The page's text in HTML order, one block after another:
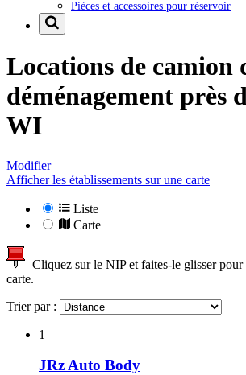
Pièces et accessoires pour réservoir
Locations de camion
déménagement près
WI
Modifier
Afficher les établissements sur une carte
Liste
Carte
Cliquez sur le NIP et faites-le glisser
carte.
Trier par :
1
JRz Auto Body